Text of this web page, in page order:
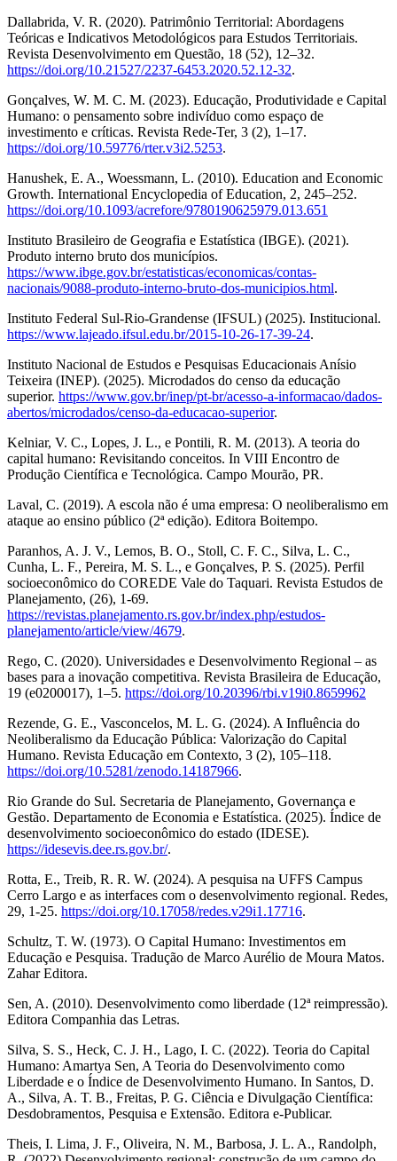
Dallabrida, V. R. (2020). Patrimônio Territorial: Abordagens
Teóricas e Indicativos Metodológicos para Estudos Territoriais.
Revista Desenvolvimento em Questão, 18 (52), 12–32.
https://doi.org/10.21527/2237-6453.2020.52.12-32.
Gonçalves, W. M. C. M. (2023). Educação, Produtividade e Capital
Humano: o pensamento sobre indivíduo como espaço de
investimento e críticas. Revista Rede-Ter, 3 (2), 1–17.
https://doi.org/10.59776/rter.v3i2.5253.
Hanushek, E. A., Woessmann, L. (2010). Education and Economic
Growth. International Encyclopedia of Education, 2, 245–252.
https://doi.org/10.1093/acrefore/9780190625979.013.651
Instituto Brasileiro de Geografia e Estatística (IBGE). (2021).
Produto interno bruto dos municípios.
https://www.ibge.gov.br/estatisticas/economicas/contas-
nacionais/9088-produto-interno-bruto-dos-municipios.html.
Instituto Federal Sul-Rio-Grandense (IFSUL) (2025). Institucional.
https://www.lajeado.ifsul.edu.br/2015-10-26-17-39-24.
Instituto Nacional de Estudos e Pesquisas Educacionais Anísio
Teixeira (INEP). (2025). Microdados do censo da educação
superior. https://www.gov.br/inep/pt-br/acesso-a-informacao/dados-
abertos/microdados/censo-da-educacao-superior.
Kelniar, V. C., Lopes, J. L., e Pontili, R. M. (2013). A teoria do
capital humano: Revisitando conceitos. In VIII Encontro de
Produção Científica e Tecnológica. Campo Mourão, PR.
Laval, C. (2019). A escola não é uma empresa: O neoliberalismo em
ataque ao ensino público (2ª edição). Editora Boitempo.
Paranhos, A. J. V., Lemos, B. O., Stoll, C. F. C., Silva, L. C.,
Cunha, L. F., Pereira, M. S. L., e Gonçalves, P. S. (2025). Perfil
socioeconômico do COREDE Vale do Taquari. Revista Estudos de
Planejamento, (26), 1-69.
https://revistas.planejamento.rs.gov.br/index.php/estudos-
planejamento/article/view/4679.
Rego, C. (2020). Universidades e Desenvolvimento Regional – as
bases para a inovação competitiva. Revista Brasileira de Educação,
19 (e0200017), 1–5. https://doi.org/10.20396/rbi.v19i0.8659962
Rezende, G. E., Vasconcelos, M. L. G. (2024). A Influência do
Neoliberalismo da Educação Pública: Valorização do Capital
Humano. Revista Educação em Contexto, 3 (2), 105–118.
https://doi.org/10.5281/zenodo.14187966.
Rio Grande do Sul. Secretaria de Planejamento, Governança e
Gestão. Departamento de Economia e Estatística. (2025). Índice de
desenvolvimento socioeconômico do estado (IDESE).
https://idesevis.dee.rs.gov.br/.
Rotta, E., Treib, R. R. W. (2024). A pesquisa na UFFS Campus
Cerro Largo e as interfaces com o desenvolvimento regional. Redes,
29, 1-25. https://doi.org/10.17058/redes.v29i1.17716.
Schultz, T. W. (1973). O Capital Humano: Investimentos em
Educação e Pesquisa. Tradução de Marco Aurélio de Moura Matos.
Zahar Editora.
Sen, A. (2010). Desenvolvimento como liberdade (12ª reimpressão).
Editora Companhia das Letras.
Silva, S. S., Heck, C. J. H., Lago, I. C. (2022). Teoria do Capital
Humano: Amartya Sen, A Teoria do Desenvolvimento como
Liberdade e o Índice de Desenvolvimento Humano. In Santos, D.
A., Silva, A. T. B., Freitas, P. G. Ciência e Divulgação Científica:
Desdobramentos, Pesquisa e Extensão. Editora e-Publicar.
Theis, I. Lima, J. F., Oliveira, N. M., Barbosa, J. L. A., Randolph,